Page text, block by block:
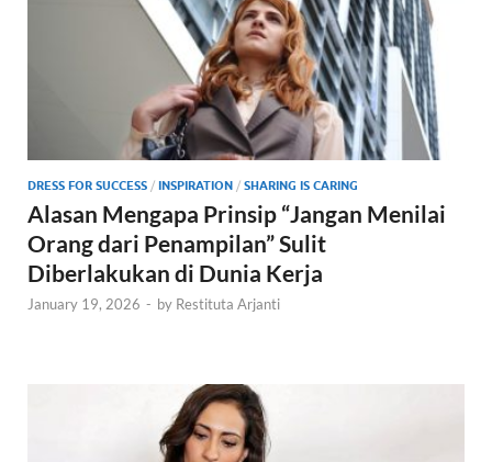
DRESS FOR SUCCESS / INSPIRATION / SHARING IS CARING
Alasan Mengapa Prinsip “Jangan Menilai
Orang dari Penampilan” Sulit
Diberlakukan di Dunia Kerja
January 19, 2026 - by Restituta Arjanti